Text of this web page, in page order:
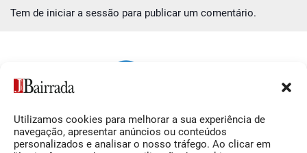
Utilizamos cookies para melhorar a sua experiência de
navegação, apresentar anúncios ou conteúdos
personalizados e analisar o nosso tráfego. Ao clicar em
Tem de iniciar a sessão para publicar um comentário.
Siga-nos O Jornal da Bairrada